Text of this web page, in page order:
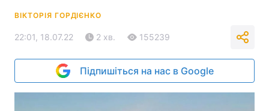
ВІКТОРІЯ ГОРДІЄНКО
22:01, 18.07.22 2 хв. 155239
Підпишіться на нас в Google